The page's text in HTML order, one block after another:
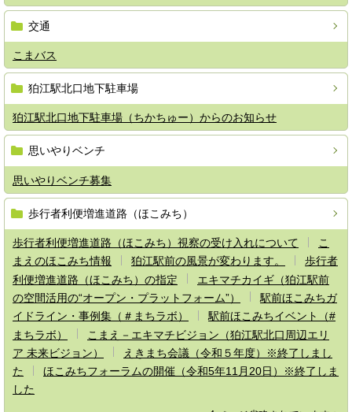
交通
こまバス
狛江駅北口地下駐車場
狛江駅北口地下駐車場（ちかちゅー）からのお知らせ
思いやりベンチ
思いやりベンチ募集
歩行者利便増進道路（ほこみち）
歩行者利便増進道路（ほこみち）視察の受け入れについて
こ
まえのほこみち情報
狛江駅前の風景が変わります。
歩行者
利便増進道路（ほこみち）の指定
エキマチカイギ（狛江駅前
の空間活用の“オープン・プラットフォーム”）
駅前ほこみちガ
イドライン・事例集（＃まちラボ）
駅前ほこみちイベント（#
まちラボ）
こまえ－エキマチビジョン（狛江駅北口周辺エリ
ア 未来ビジョン）
えきまち会議（令和５年度）※終了しまし
た
ほこみちフォーラムの開催（令和5年11月20日）※終了しま
した